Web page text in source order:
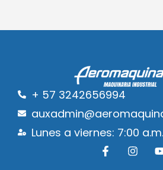
+ 57 3242656994
Lunes a viernes: 7:00